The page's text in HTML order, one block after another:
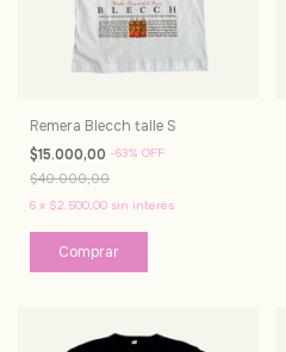
Remera Blecch talle S
$15.000,00 -63% OFF
$40.000,00
6 x $2.500,00 sin interés